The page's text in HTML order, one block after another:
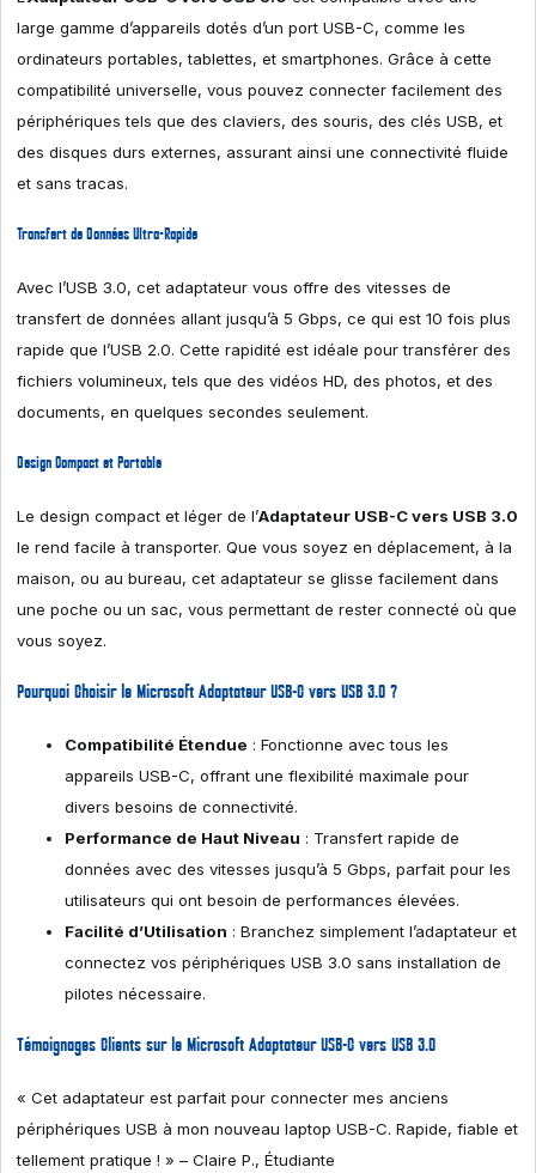
large gamme d’appareils dotés d’un port USB-C, comme les
ordinateurs portables, tablettes, et smartphones. Grâce à cette
compatibilité universelle, vous pouvez connecter facilement des
périphériques tels que des claviers, des souris, des clés USB, et
des disques durs externes, assurant ainsi une connectivité fluide
et sans tracas.
Transfert de Données Ultra-Rapide
Avec l’USB 3.0, cet adaptateur vous offre des vitesses de
transfert de données allant jusqu’à 5 Gbps, ce qui est 10 fois plus
rapide que l’USB 2.0. Cette rapidité est idéale pour transférer des
fichiers volumineux, tels que des vidéos HD, des photos, et des
documents, en quelques secondes seulement.
Design Compact et Portable
Le design compact et léger de l’Adaptateur USB-C vers USB 3.0
le rend facile à transporter. Que vous soyez en déplacement, à la
maison, ou au bureau, cet adaptateur se glisse facilement dans
une poche ou un sac, vous permettant de rester connecté où que
vous soyez.
Pourquoi Choisir le Microsoft Adaptateur USB-C vers USB 3.0 ?
Compatibilité Étendue : Fonctionne avec tous les
appareils USB-C, offrant une flexibilité maximale pour
divers besoins de connectivité.
Performance de Haut Niveau : Transfert rapide de
données avec des vitesses jusqu’à 5 Gbps, parfait pour les
utilisateurs qui ont besoin de performances élevées.
Facilité d’Utilisation : Branchez simplement l’adaptateur et
connectez vos périphériques USB 3.0 sans installation de
pilotes nécessaire.
Témoignages Clients sur le Microsoft Adaptateur USB-C vers USB 3.0
« Cet adaptateur est parfait pour connecter mes anciens
périphériques USB à mon nouveau laptop USB-C. Rapide, fiable et
tellement pratique ! » – Claire P., Étudiante